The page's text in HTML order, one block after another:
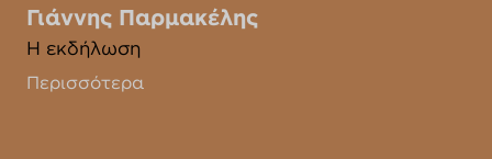
Γιάννης Παρμακέλης
Η εκδήλωση
Περισσότερα